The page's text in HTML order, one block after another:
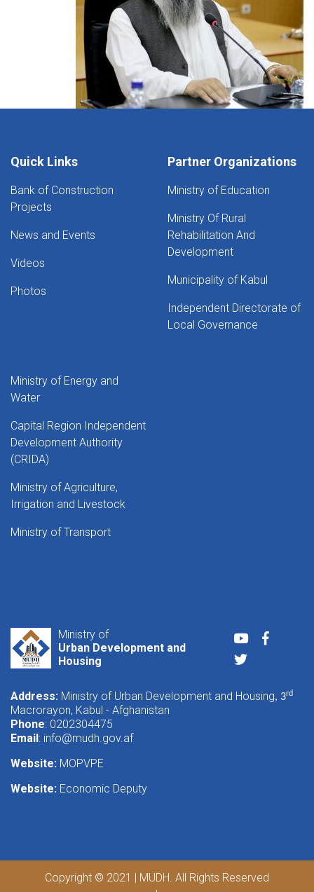
Quick Links
Bank of Construction
Projects
News and Events
Videos
Photos
Partner Organizations
Ministry of Education
Ministry Of Rural
Rehabilitation And
Development
Municipality of Kabul
Independent Directorate of
Local Governance
Ministry of Energy and
Water
Capital Region Independent
Development Authority
(CRIDA)
Ministry of Agriculture,
Irrigation and Livestock
Ministry of Transport
Ministry of
Urban Development and
Housing
Youtube
Twitter
Address: Ministry of Urban Development and Housing, 3rd
Macrorayon, Kabul - Afghanistan
Phone: 0202304475
Email : info@mudh.gov.af
Website: MOPVPE
Website: Economic Deputy
Copyright © 2021 | MUDH. All Rights Reserved